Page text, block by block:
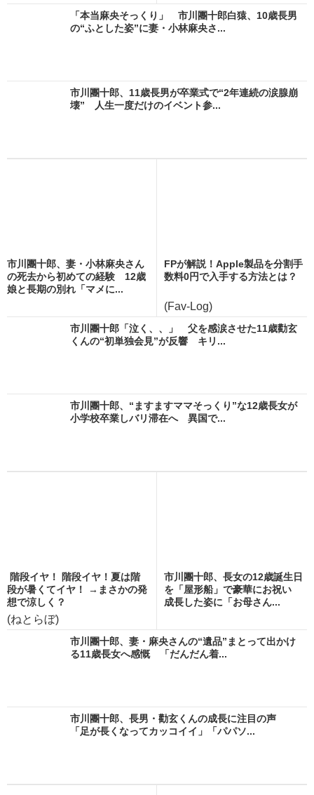
「本当麻央そっくり」 市川團十郎白猿、10歳長男
の“ふとした姿”に妻・小林麻央さ...
市川團十郎、11歳長男が卒業式で“2年連続の涙腺崩
壊” 人生一度だけのイベント参...
市川團十郎、妻・小林麻央さん
の死去から初めての経験 12歳
娘と長期の別れ「マメに...
FPが解説！Apple製品を分割手
数料0円で入手する方法とは？
(Fav-Log)
市川團十郎「泣く、、」 父を感涙させた11歳勸玄
くんの“初単独会見”が反響 キリ...
市川團十郎、“ますますママそっくり”な12歳長女が
小学校卒業しバリ滞在へ 異国で...
階段イヤ！ 階段イヤ！夏は階
段が暑くてイヤ！ →まさかの発
想で涼しく？
(ねとらぼ)
市川團十郎、長女の12歳誕生日
を「屋形船」で豪華にお祝い
成長した姿に「お母さん...
市川團十郎、妻・麻央さんの“遺品”まとって出かけ
る11歳長女へ感慨 「だんだん着...
市川團十郎、長男・勸玄くんの成長に注目の声
「足が長くなってカッコイイ」「パパソ...